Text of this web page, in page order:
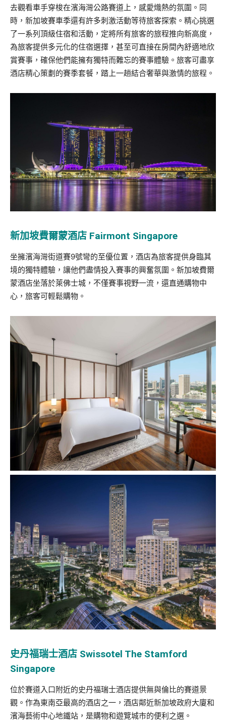
去觀看車手穿梭在濱海灣公路賽道上，感愛熾熱的氛圍。同
時，新加坡賽車季還有許多刺激活動等待旅客探索。精心挑選
了一系列頂級住宿和活動，定將所有旅客的旅程推向新高度，
為旅客提供多元化的住宿選擇，甚至可直接在房間內舒適地欣
賞賽事，確保他們能擁有獨特而難忘的賽事體驗。旅客可盡享
酒店精心策劃的賽季套餐，踏上一趟結合奢華與激情的旅程。
新加坡費爾蒙酒店 Fairmont Singapore
坐擁濱海灣街道賽9號彎的至優位置，酒店為旅客提供身臨其
境的獨特體驗，讓他們盡情投入賽事的興奮氛圍。新加坡費爾
蒙酒店坐落於萊佛士城，不僅賽事視野一流，還直通購物中
心，旅客可輕鬆購物。
史丹福瑞士酒店 Swissotel The Stamford
Singapore
位於賽道入口附近的史丹福瑞士酒店提供無與倫比的賽道景
觀。作為東南亞最高的酒店之一，酒店鄰近新加坡政府大廈和
濱海藝術中心地鐵站，是購物和遊覽城市的便利之選。